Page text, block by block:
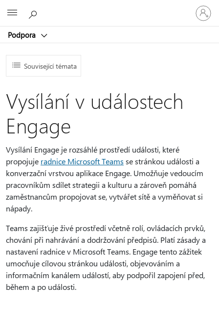
Podpora
Přihlaste
se
ke
účtu
Související témata
Vysílání v událostech
Engage
Vysílání Engage je rozsáhlé prostředí události, které
propojuje radnice Microsoft Teams se stránkou události a
konverzační vrstvou aplikace Engage. Umožňuje vedoucím
pracovníkům sdílet strategii a kulturu a zároveň pomáhá
zaměstnancům propojovat se, vytvářet sítě a vyměňovat si
nápady.
Teams zajišťuje živé prostředí včetně rolí, ovládacích prvků,
chování při nahrávání a dodržování předpisů. Platí zásady a
nastavení radnice v Microsoft Teams. Engage tento zážitek
umocňuje cílovou stránkou události, objevováním a
informačním kanálem událostí, aby podpořil zapojení před,
během a po události.